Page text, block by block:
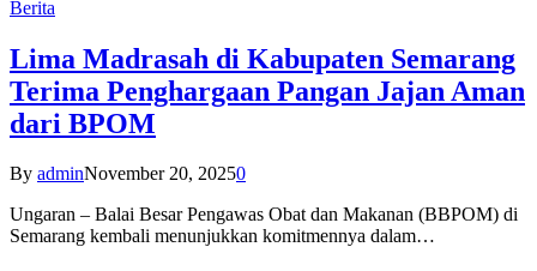
Berita
Lima Madrasah di Kabupaten Semarang
Terima Penghargaan Pangan Jajan Aman
dari BPOM
By adminNovember 20, 20250
Ungaran – Balai Besar Pengawas Obat dan Makanan (BBPOM) di
Semarang kembali menunjukkan komitmennya dalam…